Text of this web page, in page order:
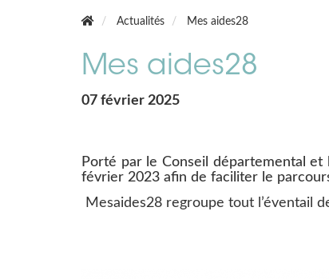
Actualités Mes aides28
Mes aides28
07 février 2025
Porté par le Conseil départemental
février 2023 afin de faciliter le
Mesaides28 regroupe tout l’éventail